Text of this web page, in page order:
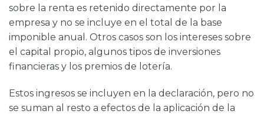
sobre la renta es retenido directamente por la
empresa y no se incluye en el total de la base
imponible anual. Otros casos son los intereses sobre
el capital propio, algunos tipos de inversiones
financieras y los premios de lotería.
Estos ingresos se incluyen en la declaración, pero no
se suman al resto a efectos de la aplicación de la